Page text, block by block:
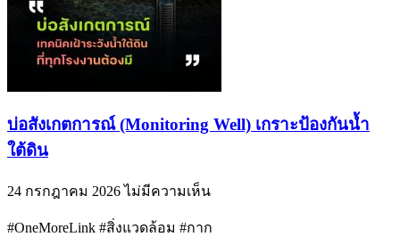
บ่อสังเกตการณ์ (Monitoring Well) เกราะป้องกันน้ำ
ใต้ดิน
24 กรกฎาคม 2026ไม่มีความเห็น
#OneMoreLink #สิ่งแวดล้อม #กาก